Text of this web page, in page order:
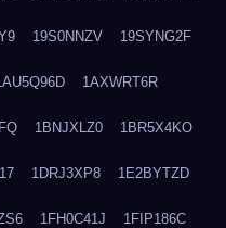
19S0NNZV 19SYNG2F
1AXWRT6R
1BNJXLZ0 1BR5X4KO
1DRJ3XP8 1E2BYTZD
1FH0C41J 1FIP186C